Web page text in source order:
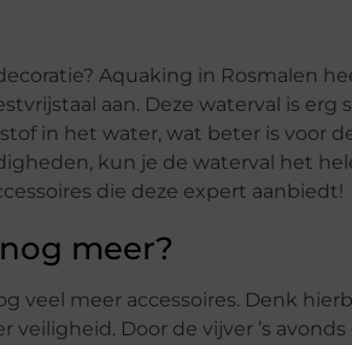
Aquaking in Rosmalen
aan. Deze waterval is erg
in het water, wat beter is voor
kun je de waterval het
die deze expert aanbiedt!
meer?
veel meer accessoires. Denk
Door de vijver ’s